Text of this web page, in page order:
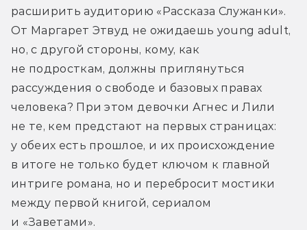
расширить аудиторию «Рассказа Служанки».
От Маргарет Этвуд не ожидаешь young adult,
но, с другой стороны, кому, как
не подросткам, должны приглянуться
рассуждения о свободе и базовых правах
человека? При этом девочки Агнес и Лили
не те, кем предстают на первых страницах:
у обеих есть прошлое, и их происхождение
в итоге не только будет ключом к главной
интриге романа, но и перебросит мостики
между первой книгой, сериалом
и «Заветами».